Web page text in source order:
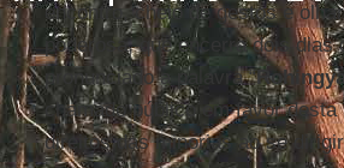
encontro, cheio de gestos e
poderosa, que encerra dois
pronunciado a palavra “
chamado público em favor
direitos das minorias ao se